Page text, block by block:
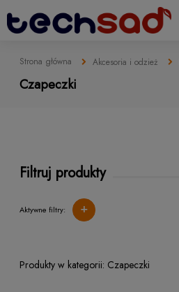
Strona główna Akcesoria i odzież
Czapeczki
Filtruj produkty
Aktywne filtry: +
Czapeczki